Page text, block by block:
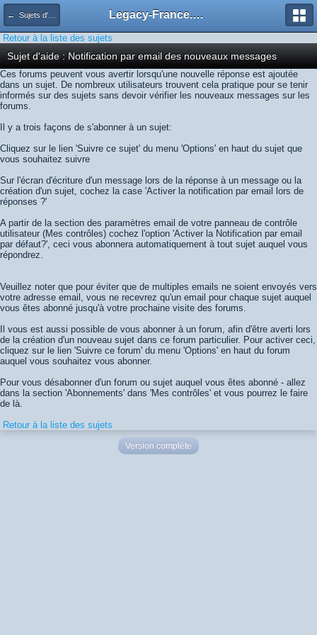
← Sujets d'aide Legacy-France.org - Forum
Retour à la liste des sujets
Sujet d'aide : Notification par email des nouveaux messages
Ces forums peuvent vous avertir lorsqu'une nouvelle réponse est ajoutée
dans un sujet. De nombreux utilisateurs trouvent cela pratique pour se tenir
informés sur des sujets sans devoir vérifier les nouveaux messages sur les
forums.
Il y a trois façons de s'abonner à un sujet:
Cliquez sur le lien 'Suivre ce sujet' du menu 'Options' en haut du sujet que
vous souhaitez suivre
Sur l'écran d'écriture d'un message lors de la réponse à un message ou la
création d'un sujet, cochez la case 'Activer la notification par email lors de
réponses ?'
A partir de la section des paramètres email de votre panneau de contrôle
utilisateur (Mes contrôles) cochez l'option 'Activer la Notification par email
par défaut?', ceci vous abonnera automatiquement à tout sujet auquel vous
répondrez.
Veuillez noter que pour éviter que de multiples emails ne soient envoyés vers
votre adresse email, vous ne recevrez qu'un email pour chaque sujet auquel
vous êtes abonné jusqu'à votre prochaine visite des forums.
Il vous est aussi possible de vous abonner à un forum, afin d'être averti lors
de la création d'un nouveau sujet dans ce forum particulier. Pour activer ceci,
cliquez sur le lien 'Suivre ce forum' du menu 'Options' en haut du forum
auquel vous souhaitez vous abonner.
Pour vous désabonner d'un forum ou sujet auquel vous êtes abonné - allez
dans la section 'Abonnements' dans 'Mes contrôles' et vous pourrez le faire
de là.
Retour à la liste des sujets
Version complète